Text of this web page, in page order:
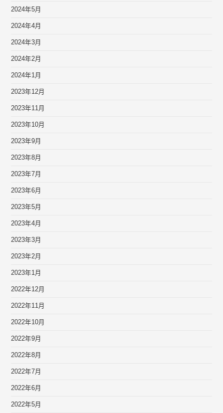
2024年5月
2024年4月
2024年3月
2024年2月
2024年1月
2023年12月
2023年11月
2023年10月
2023年9月
2023年8月
2023年7月
2023年6月
2023年5月
2023年4月
2023年3月
2023年2月
2023年1月
2022年12月
2022年11月
2022年10月
2022年9月
2022年8月
2022年7月
2022年6月
2022年5月